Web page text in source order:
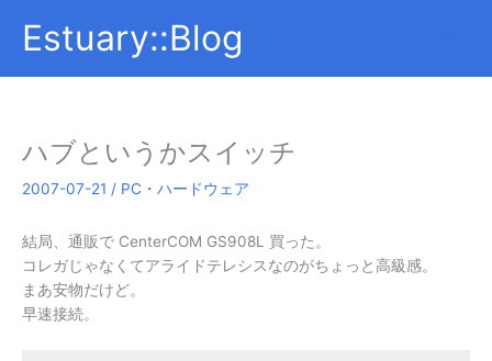
Estuary::Blog
ハブというかスイッチ
2007-07-21 / PC・ハードウェア
結局、通販で CenterCOM GS908L 買った。
コレガじゃなくてアライドテレシスなのがちょっと高級感。
まあ安物だけど。
早速接続。